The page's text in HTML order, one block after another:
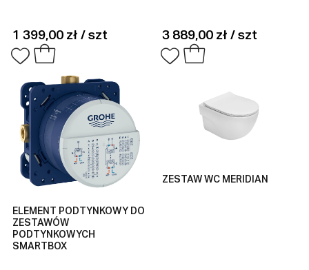
1 399,00 zł / szt 3 889,00 zł / szt
ELEMENT PODTYNKOWY DO
ZESTAWÓW
PODTYNKOWYCH
SMARTBOX
ZESTAW WC MERIDIAN